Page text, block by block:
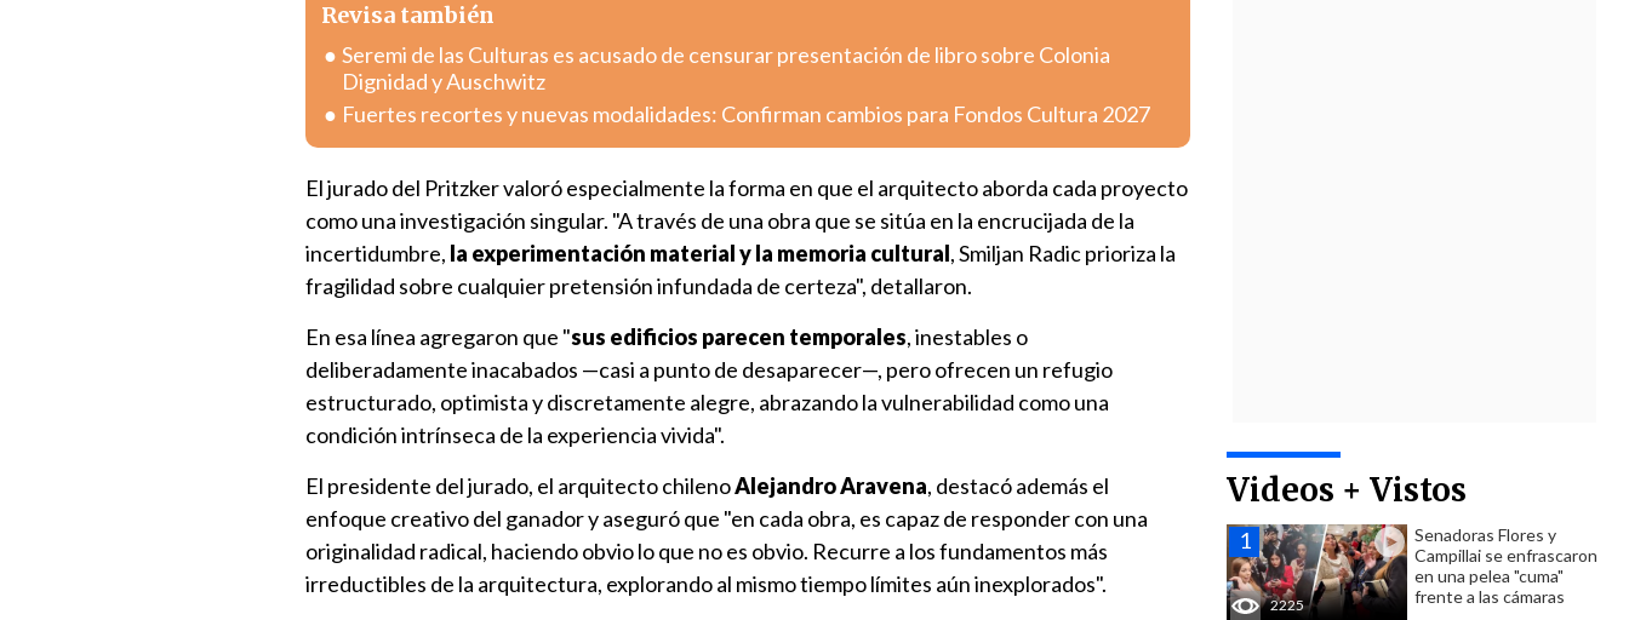
Videos + Vistos
2225
Senadoras Flores y
Campillai se enfrascaron
en una pelea "cuma"
frente a las cámaras
Revisa también
Seremi de las Culturas es acusado de censurar presentación de libro sobre Colonia
Dignidad y Auschwitz
Fuertes recortes y nuevas modalidades: Confirman cambios para Fondos Cultura 2027
El jurado del Pritzker valoró especialmente la forma en que el arquitecto aborda cada proyecto
como una investigación singular. "A través de una obra que se sitúa en la encrucijada de la
incertidumbre, la experimentación material y la memoria cultural, Smiljan Radic prioriza la
fragilidad sobre cualquier pretensión infundada de certeza", detallaron.
En esa línea agregaron que "sus edificios parecen temporales, inestables o
deliberadamente inacabados —casi a punto de desaparecer—, pero ofrecen un refugio
estructurado, optimista y discretamente alegre, abrazando la vulnerabilidad como una
condición intrínseca de la experiencia vivida".
El presidente del jurado, el arquitecto chilenoAlejandro Aravena, destacó además el
enfoque creativo del ganador y aseguró que "en cada obra, es capaz de responder con una
originalidad radical, haciendo obvio lo que no es obvio. Recurre a los fundamentos más
irreductibles de la arquitectura, explorando al mismo tiempo límites aún inexplorados".